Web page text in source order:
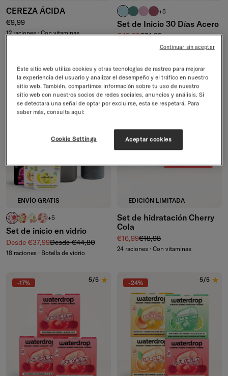
CEREZA ÁCIDA
Precio normal
€9,99
12 raciones · Con vitaminas
turquesa pastel
azul petróleo
rosa pastel
rosa
+5
Set de Inicio 30 Días Acero
Precio de venta
€49,99Precio normal
€74,85
60 raciones · Conserva calor/frío
-15%
ENVÍO GRATIS
4.7/5
RELAX
MANZANA transparente
FLAIRDEFENCE
+5
Set de inicio en vidrio
Precio de venta
Desde €37,99Precio normal
Desde €44,80
18 raciones · Botella de vidrio
-10%
EDICIÓN LIMITADA
Set de hidratación Cherry
Cola
Precio de venta
€16,99Precio normal
€18,98
24 raciones · Con vitaminas
-17% 5/5 -24% 5/5
Este sitio web utiliza cookies y otras tecnologías de rastreo para mejorar
la experiencia del usuario y analizar el desempeño y el tráfico en nuestro
sitio web. También, compartimos información sobre tu uso de nuestro
sitio web con nuestros socios de redes sociales, anuncios y análisis. Si
se detectara una señal de optar por excluirse, esta se respetará. Para
saber más, consulta aquí:
Aceptar cookies
Cookie Settings
Continuar sin aceptar